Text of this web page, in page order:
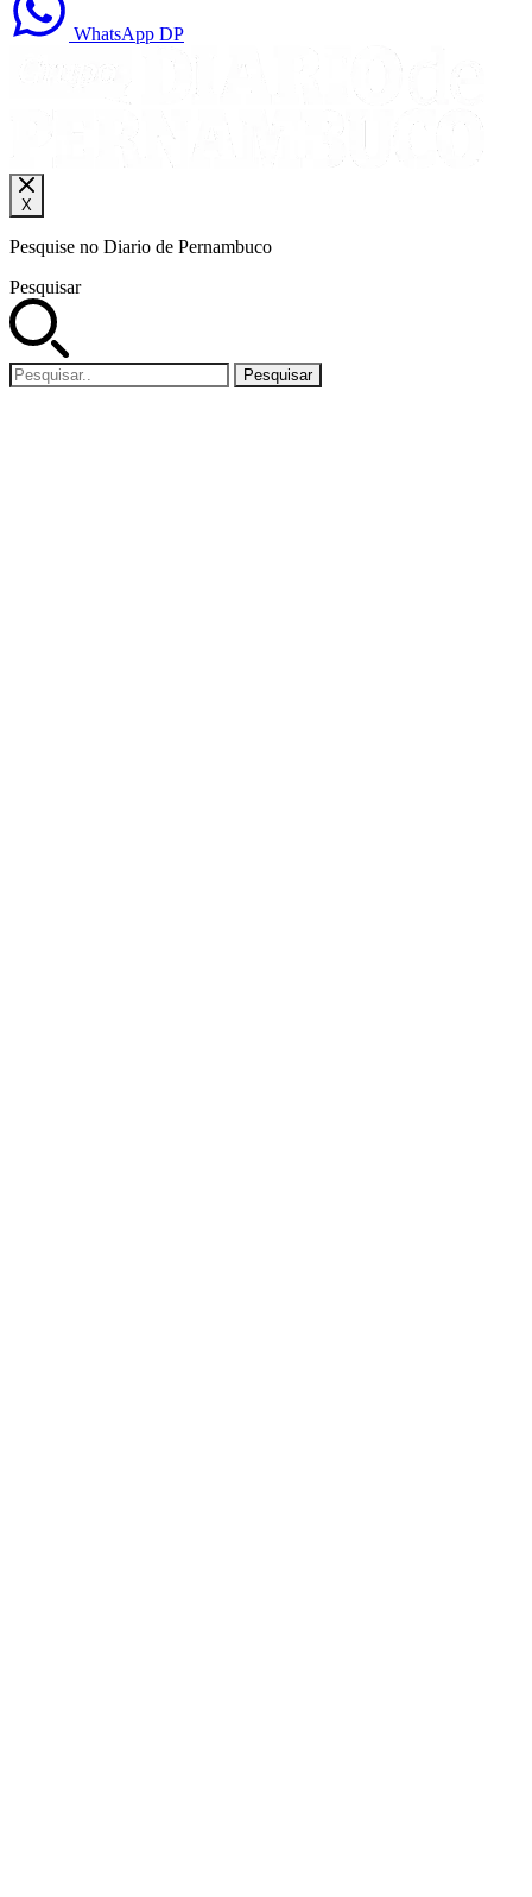
WhatsApp DP
X
Pesquise no Diario de Pernambuco
Pesquisar
Pesquisar